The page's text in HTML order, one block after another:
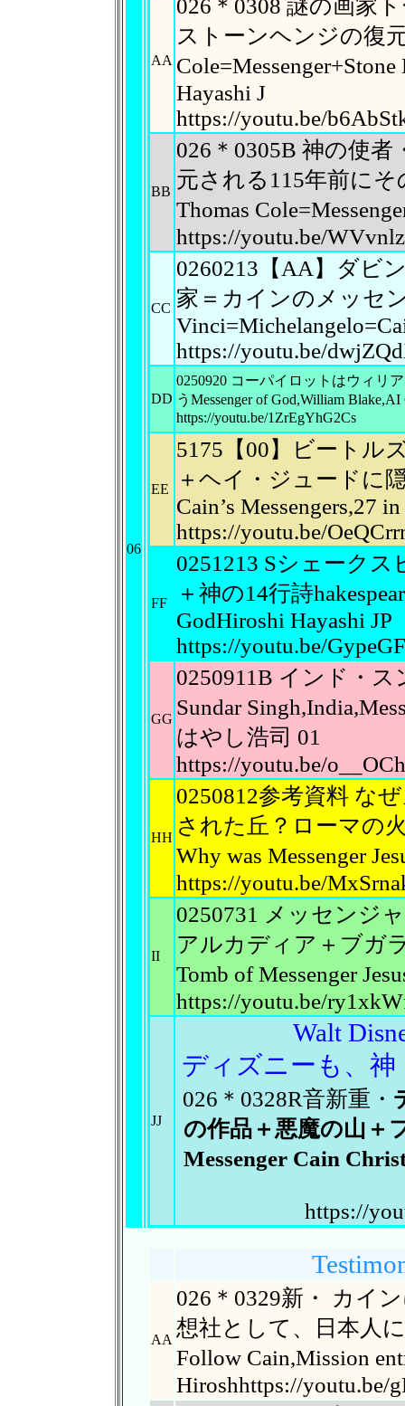
06
AA
026＊0308 謎の画家
ストーンヘンジの復
Hayashi J
https://youtu.be/
BB
026＊0305B 神の使
元される115年前に
Thomas
https://youtu.be/
CC
0260213【AA】ダビ
家＝カインのメッセ
https://youtu.be/
DD
0250920 コーパイロットはウィリ
うMessenger of God,William
https://youtu.be/1ZrEgYhG2Cs
EE
5175【00】ビートル
＋ヘイ・ジュードに
Cain’s Messengers,27
https://youtu.be/
FF
0251213 Sシェーク
＋神の14行詩
GodHiroshi Hayashi JP
https://youtu.be/
GG
0250911B インド・
Sundar
はやし浩司 01
https://youtu.be/
HH
0250812参考資料 な
された丘？ローマの
Why was Messenger
https://youtu.be/
II
0250731 メッセンジ
アルカディア＋ブガ
Tomb of Messenger
https://youtu.be/
JJ
Walt
ディズニーも、
026＊0328R音新重・
の作品＋悪魔の山＋
Messenger Cain
https://
AA
026＊0329新・ カイ
想社として、日本人
Follow Cain,Mission
Hiroshhttps://youtu.be/